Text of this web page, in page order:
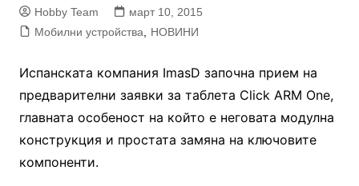
Hobby Team
март 10, 2015
Мобилни устройства
НОВИНИ
Испанската компания ImasD започна прием на
предварителни заявки за таблета Click ARM One,
главната особеност на който е неговата модулна
конструкция и простата замяна на ключовите
компоненти.